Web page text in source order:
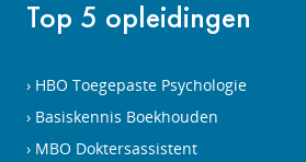
Top 5 opleidingen
HBO Toegepaste Psychologie
Basiskennis Boekhouden
MBO Doktersassistent